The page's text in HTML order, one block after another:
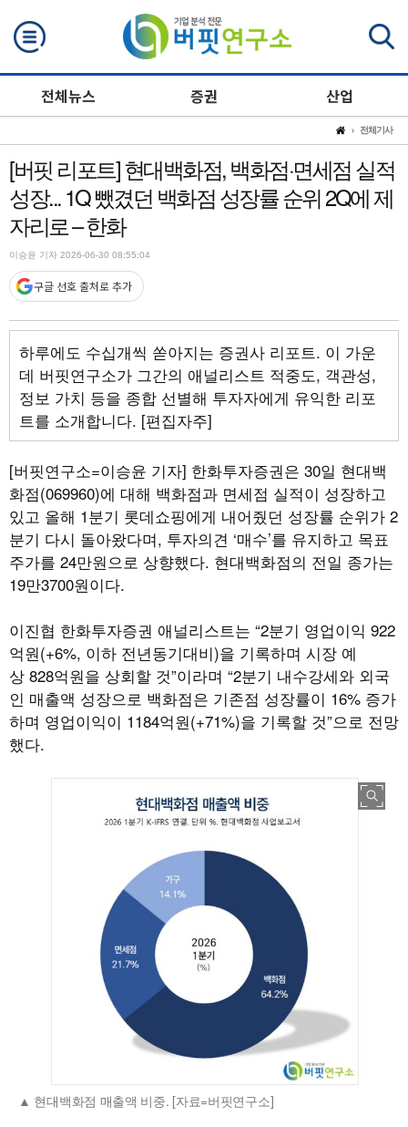
전체뉴스 증권 산업
전체기사
[버핏 리포트] 현대백화점, 백화점·면세점 실적
성장... 1Q 뺐겼던 백화점 성장률 순위 2Q에 제
자리로 – 한화
이승윤 기자 2026-06-30 08:55:04
구글 선호 출처로 추가
하루에도 수십개씩 쏟아지는 증권사 리포트. 이 가운
데 버핏연구소가 그간의 애널리스트 적중도, 객관성,
정보 가치 등을 종합 선별해 투자자에게 유익한 리포
트를 소개합니다. [편집자주]
[버핏연구소=이승윤 기자] 한화투자증권은 30일 현대백
화점(069960)에 대해 백화점과 면세점 실적이 성장하고
있고 올해 1분기 롯데쇼핑에게 내어줬던 성장률 순위가 2
분기 다시 돌아왔다며, 투자의견 ‘매수’를 유지하고 목표
주가를 24만원으로 상향했다. 현대백화점의 전일 종가는
19만3700원이다.
이진협 한화투자증권 애널리스트는 “2분기 영업이익 922
억원(+6%, 이하 전년동기대비)을 기록하며 시장 예
상 828억원을 상회할 것”이라며 “2분기 내수강세와 외국
인 매출액 성장으로 백화점은 기존점 성장률이 16% 증가
하며 영업이익이 1184억원(+71%)을 기록할 것”으로 전망
했다.
현대백화점 매출액 비중. [자료=버핏연구소]
검색